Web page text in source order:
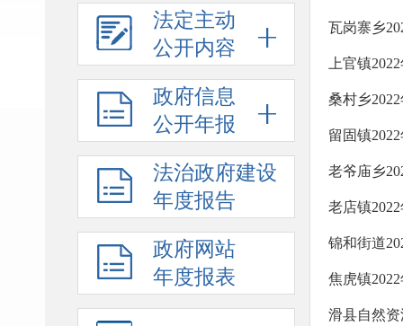
法定主动
公开内容
政府信息
公开年报
法治政府建设
年度报告
政府网站
年度报表
瓦岗寨乡
上官镇
桑村乡
留固镇
老爷庙乡
老店镇
锦和街道
焦虎镇
滑县自然